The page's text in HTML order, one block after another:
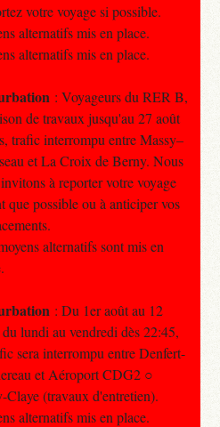
votre voyage si possible.
alternatifs mis en place.
alternatifs mis en place.
: Voyageurs du RER B,
de travaux jusqu'au 27 août
trafic interrompu entre Massy–
et La Croix de Berny. Nous
à reporter votre voyage
que possible ou à anticiper vos
alternatifs sont mis en
: Du 1er août au 12
lundi au vendredi dès 22:45,
sera interrompu entre Denfert-
et Aéroport CDG2 ○
(travaux d'entretien).
alternatifs mis en place.